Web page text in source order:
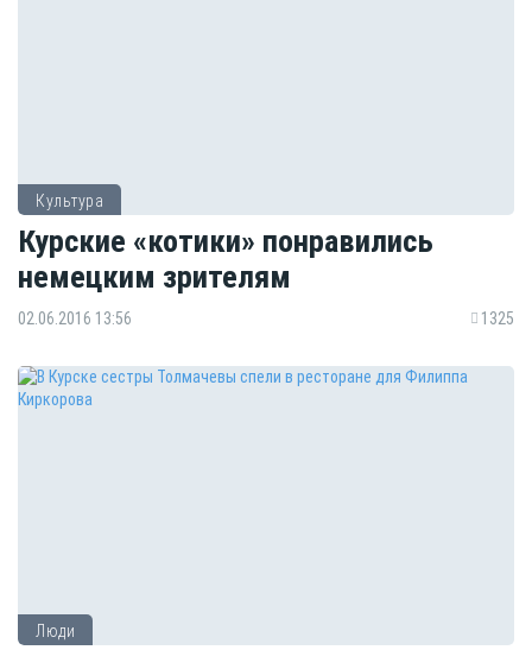
Культура
Курские «котики» понравились
немецким зрителям
02.06.2016 13:56 1325
Люди